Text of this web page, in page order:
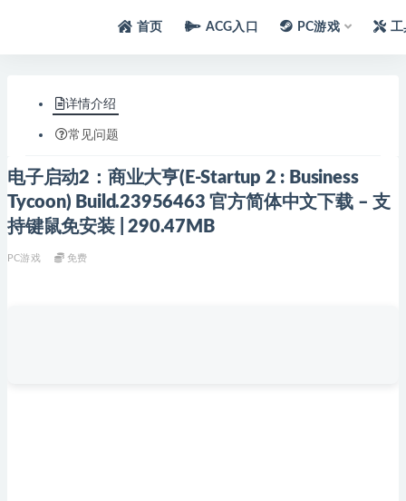
首页 ACG入口 PC游戏
详情介绍
常见问题
电子启动2：商业大亨(E-Startup 2 : Business
Tycoon) Build.23956463 官方简体中文下载 – 支
持键鼠免安装 | 290.47MB
PC游戏 免费